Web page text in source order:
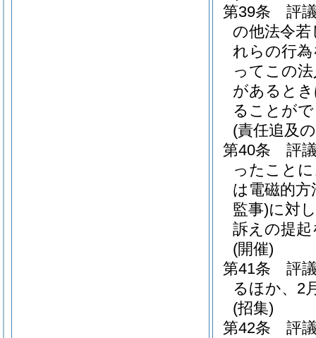
第39条
評
の他法令
れらの行
ってこの
があると
ることが
(責任追及
第40条
評
ったこと
は電磁的
監事)に対
訴えの提
(開催)
第41条
評
るほか、2
(招集)
第42条
評